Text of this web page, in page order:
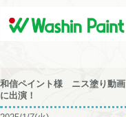
和信ペイント様 ニス塗り動画
に出演！